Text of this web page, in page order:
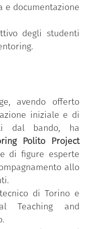
e documentazione
degli studenti
avendo offerto
iniziale e di
dal bando, ha
Polito Project
di figure esperte
allo
di Torino e
Teaching and